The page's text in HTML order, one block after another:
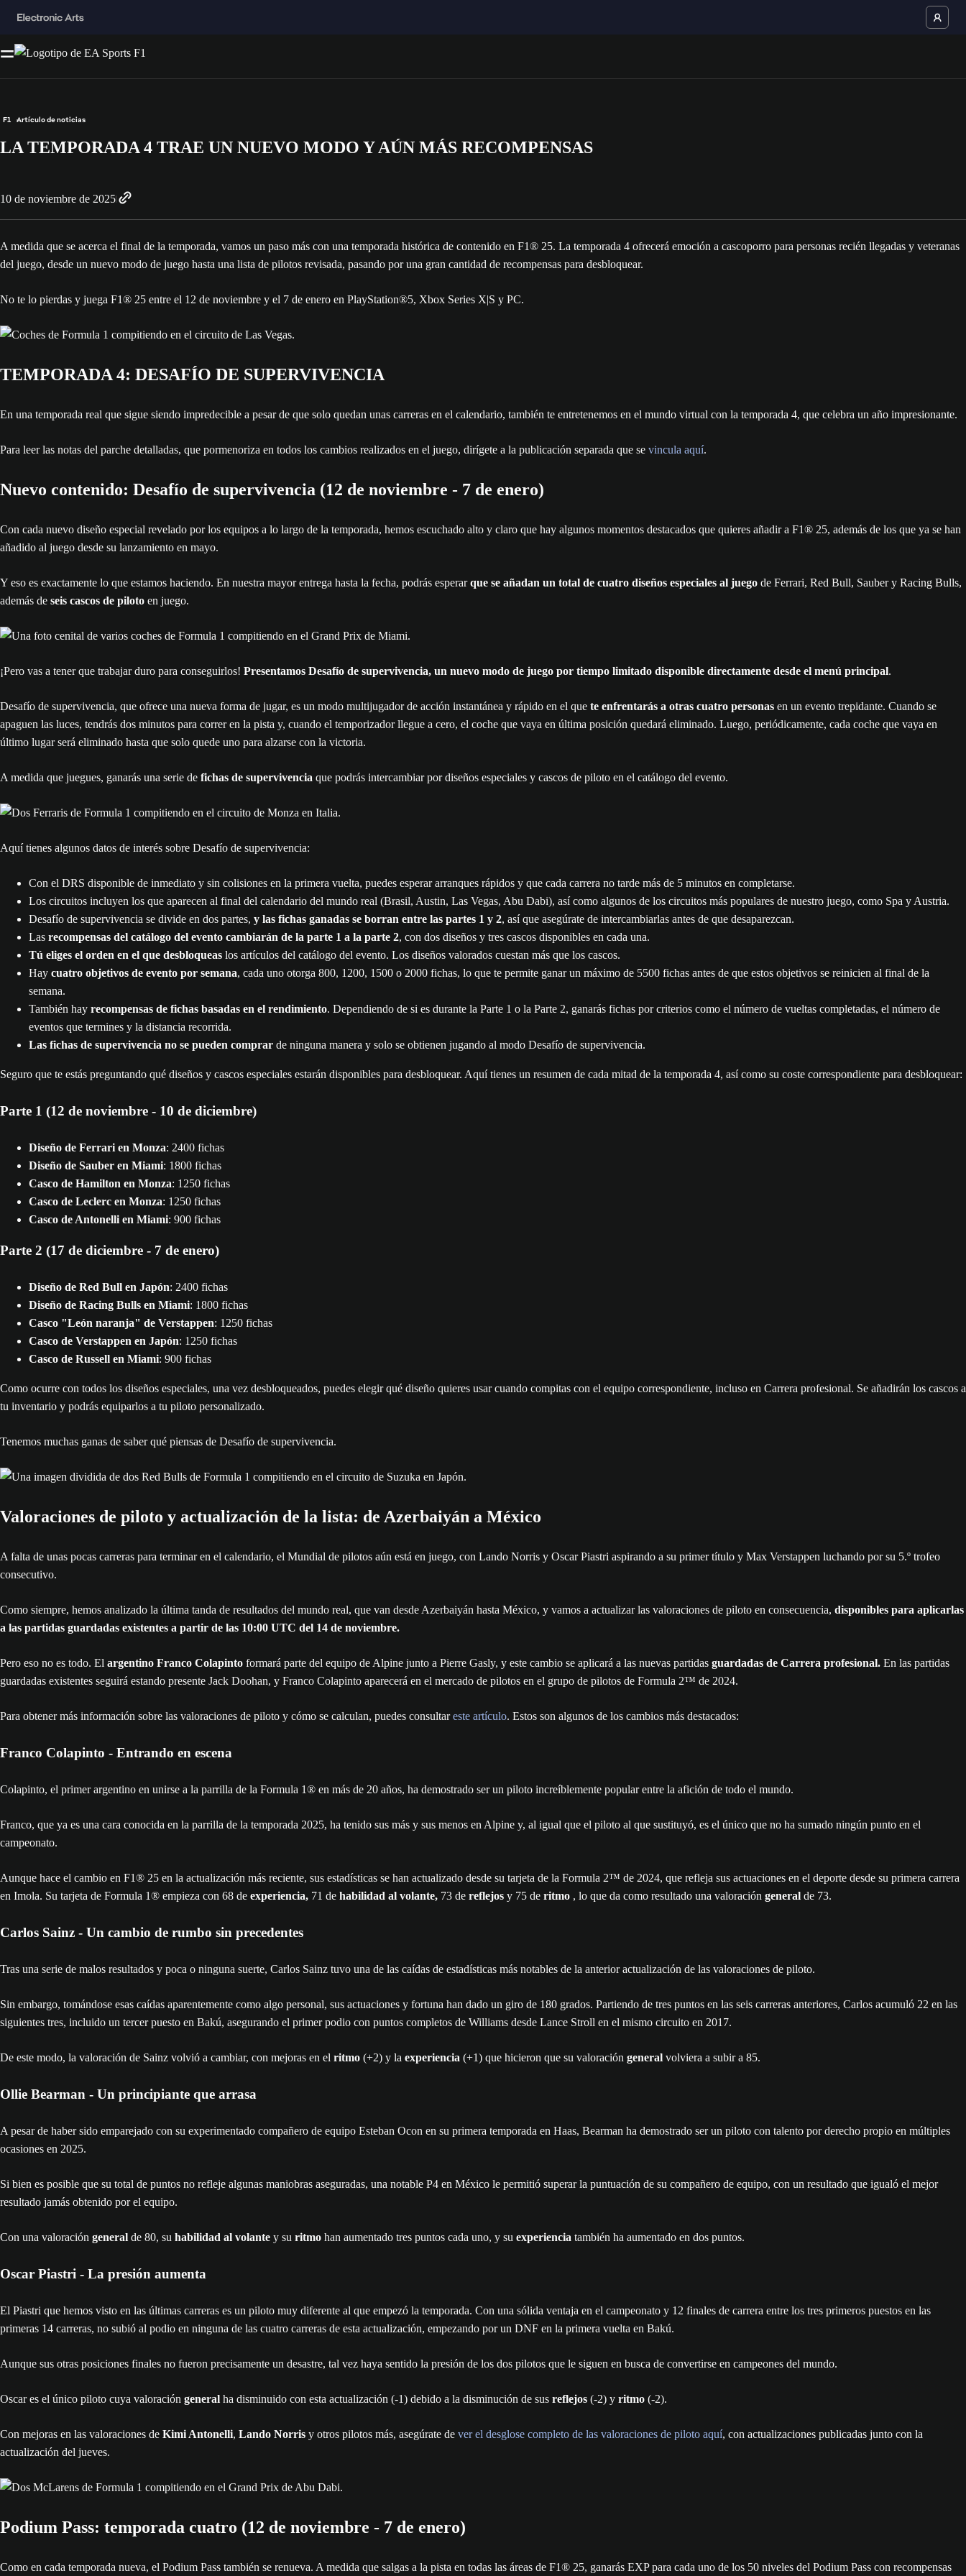
F1 Artículo de noticias
LA TEMPORADA 4 TRAE UN NUEVO MODO Y AÚN MÁS RECOMPENSAS
10 de noviembre de 2025
A medida que se acerca el final de la temporada, vamos un paso más con una temporada histórica de contenido en F1® 25. La temporada 4 ofrecerá emoción a cascoporro para personas recién llegadas y veteranas
del juego, desde un nuevo modo de juego hasta una lista de pilotos revisada, pasando por una gran cantidad de recompensas para desbloquear.
No te lo pierdas y juega F1® 25 entre el 12 de noviembre y el 7 de enero en PlayStation®5, Xbox Series X|S y PC.
TEMPORADA 4: DESAFÍO DE SUPERVIVENCIA
En una temporada real que sigue siendo impredecible a pesar de que solo quedan unas carreras en el calendario, también te entretenemos en el mundo virtual con la temporada 4, que celebra un año impresionante.
Para leer las notas del parche detalladas, que pormenoriza en todos los cambios realizados en el juego, dirígete a la publicación separada que se vincula aquí.
Nuevo contenido: Desafío de supervivencia (12 de noviembre - 7 de enero)
Con cada nuevo diseño especial revelado por los equipos a lo largo de la temporada, hemos escuchado alto y claro que hay algunos momentos destacados que quieres añadir a F1® 25, además de los que ya se han
añadido al juego desde su lanzamiento en mayo.
Y eso es exactamente lo que estamos haciendo. En nuestra mayor entrega hasta la fecha, podrás esperarque se añadan un total de cuatro diseños especiales al juego de Ferrari, Red Bull, Sauber y Racing Bulls,
además de seis cascos de piloto en juego.
¡Pero vas a tener que trabajar duro para conseguirlos! Presentamos Desafío de supervivencia, un nuevo modo de juego por tiempo limitado disponible directamente desde el menú principal.
Desafío de supervivencia, que ofrece una nueva forma de jugar, es un modo multijugador de acción instantánea y rápido en el que te enfrentarás a otras cuatro personas en un evento trepidante. Cuando se
apaguen las luces, tendrás dos minutos para correr en la pista y, cuando el temporizador llegue a cero, el coche que vaya en última posición quedará eliminado. Luego, periódicamente, cada coche que vaya en
último lugar será eliminado hasta que solo quede uno para alzarse con la victoria.
A medida que juegues, ganarás una serie de fichas de supervivencia que podrás intercambiar por diseños especiales y cascos de piloto en el catálogo del evento.
Aquí tienes algunos datos de interés sobre Desafío de supervivencia:
Con el DRS disponible de inmediato y sin colisiones en la primera vuelta, puedes esperar arranques rápidos y que cada carrera no tarde más de 5 minutos en completarse.
Los circuitos incluyen los que aparecen al final del calendario del mundo real (Brasil, Austin, Las Vegas, Abu Dabi), así como algunos de los circuitos más populares de nuestro juego, como Spa y Austria.
Desafío de supervivencia se divide en dos partes, y las fichas ganadas se borran entre las partes 1 y 2, así que asegúrate de intercambiarlas antes de que desaparezcan.
Las recompensas del catálogo del evento cambiarán de la parte 1 a la parte 2, con dos diseños y tres cascos disponibles en cada una.
Tú eliges el orden en el que desbloqueas los artículos del catálogo del evento. Los diseños valorados cuestan más que los cascos.
Hay cuatro objetivos de evento por semana, cada uno otorga 800, 1200, 1500 o 2000 fichas, lo que te permite ganar un máximo de 5500 fichas antes de que estos objetivos se reinicien al final de la
semana.
También hay recompensas de fichas basadas en el rendimiento. Dependiendo de si es durante la Parte 1 o la Parte 2, ganarás fichas por criterios como el número de vueltas completadas, el número de
eventos que termines y la distancia recorrida.
Las fichas de supervivencia no se pueden comprar de ninguna manera y solo se obtienen jugando al modo Desafío de supervivencia.
Seguro que te estás preguntando qué diseños y cascos especiales estarán disponibles para desbloquear. Aquí tienes un resumen de cada mitad de la temporada 4, así como su coste correspondiente para desbloquear:
Parte 1 (12 de noviembre - 10 de diciembre)
Diseño de Ferrari en Monza: 2400 fichas
Diseño de Sauber en Miami: 1800 fichas
Casco de Hamilton en Monza: 1250 fichas
Casco de Leclerc en Monza: 1250 fichas
Casco de Antonelli en Miami: 900 fichas
Parte 2 (17 de diciembre - 7 de enero)
Diseño de Red Bull en Japón: 2400 fichas
Diseño de Racing Bulls en Miami: 1800 fichas
Casco "León naranja" de Verstappen: 1250 fichas
Casco de Verstappen en Japón: 1250 fichas
Casco de Russell en Miami: 900 fichas
Como ocurre con todos los diseños especiales, una vez desbloqueados, puedes elegir qué diseño quieres usar cuando compitas con el equipo correspondiente, incluso en Carrera profesional. Se añadirán los cascos a
tu inventario y podrás equiparlos a tu piloto personalizado.
Tenemos muchas ganas de saber qué piensas de Desafío de supervivencia.
Valoraciones de piloto y actualización de la lista: de Azerbaiyán a México
A falta de unas pocas carreras para terminar en el calendario, el Mundial de pilotos aún está en juego, con Lando Norris y Oscar Piastri aspirando a su primer título y Max Verstappen luchando por su 5.º trofeo
consecutivo.
Como siempre, hemos analizado la última tanda de resultados del mundo real, que van desde Azerbaiyán hasta México, y vamos a actualizar las valoraciones de piloto en consecuencia, disponibles para aplicarlas
a las partidas guardadas existentes a partir de las 10:00 UTC del 14 de noviembre.
Pero eso no es todo. El argentino Franco Colapinto formará parte del equipo de Alpine junto a Pierre Gasly, y este cambio se aplicará a las nuevas partidas guardadas de Carrera profesional. En las partidas
guardadas existentes seguirá estando presente Jack Doohan, y Franco Colapinto aparecerá en el mercado de pilotos en el grupo de pilotos de Formula 2™ de 2024.
Para obtener más información sobre las valoraciones de piloto y cómo se calculan, puedes consultareste artículo. Estos son algunos de los cambios más destacados:
Franco Colapinto - Entrando en escena
Colapinto, el primer argentino en unirse a la parrilla de la Formula 1® en más de 20 años, ha demostrado ser un piloto increíblemente popular entre la afición de todo el mundo.
Franco, que ya es una cara conocida en la parrilla de la temporada 2025, ha tenido sus más y sus menos en Alpine y, al igual que el piloto al que sustituyó, es el único que no ha sumado ningún punto en el
campeonato.
Aunque hace el cambio en F1® 25 en la actualización más reciente, sus estadísticas se han actualizado desde su tarjeta de la Formula 2™ de 2024, que refleja sus actuaciones en el deporte desde su primera carrera
en Imola. Su tarjeta de Formula 1® empieza con 68 de experiencia, 71 de habilidad al volante, 73 de reflejos y 75 de ritmo , lo que da como resultado una valoración general de 73.
Carlos Sainz - Un cambio de rumbo sin precedentes
Tras una serie de malos resultados y poca o ninguna suerte, Carlos Sainz tuvo una de las caídas de estadísticas más notables de la anterior actualización de las valoraciones de piloto.
Sin embargo, tomándose esas caídas aparentemente como algo personal, sus actuaciones y fortuna han dado un giro de 180 grados. Partiendo de tres puntos en las seis carreras anteriores, Carlos acumuló 22 en las
siguientes tres, incluido un tercer puesto en Bakú, asegurando el primer podio con puntos completos de Williams desde Lance Stroll en el mismo circuito en 2017.
De este modo, la valoración de Sainz volvió a cambiar, con mejoras en el ritmo (+2) y la experiencia (+1) que hicieron que su valoración general volviera a subir a 85.
Ollie Bearman - Un principiante que arrasa
A pesar de haber sido emparejado con su experimentado compañero de equipo Esteban Ocon en su primera temporada en Haas, Bearman ha demostrado ser un piloto con talento por derecho propio en múltiples
ocasiones en 2025.
Si bien es posible que su total de puntos no refleje algunas maniobras aseguradas, una notable P4 en México le permitió superar la puntuación de su compañero de equipo, con un resultado que igualó el mejor
resultado jamás obtenido por el equipo.
Con una valoración general de 80, su habilidad al volante y su ritmo han aumentado tres puntos cada uno, y su experiencia también ha aumentado en dos puntos.
Oscar Piastri - La presión aumenta
El Piastri que hemos visto en las últimas carreras es un piloto muy diferente al que empezó la temporada. Con una sólida ventaja en el campeonato y 12 finales de carrera entre los tres primeros puestos en las
primeras 14 carreras, no subió al podio en ninguna de las cuatro carreras de esta actualización, empezando por un DNF en la primera vuelta en Bakú.
Aunque sus otras posiciones finales no fueron precisamente un desastre, tal vez haya sentido la presión de los dos pilotos que le siguen en busca de convertirse en campeones del mundo.
Oscar es el único piloto cuya valoración general ha disminuido con esta actualización (-1) debido a la disminución de sus reflejos (-2) y ritmo (-2).
Con mejoras en las valoraciones de Kimi Antonelli, Lando Norris y otros pilotos más, asegúrate de ver el desglose completo de las valoraciones de piloto aquí, con actualizaciones publicadas junto con la
actualización del jueves.
Podium Pass: temporada cuatro (12 de noviembre - 7 de enero)
Como en cada temporada nueva, el Podium Pass también se renueva. A medida que salgas a la pista en todas las áreas de F1® 25, ganarás EXP para cada uno de los 50 niveles del Podium Pass con recompensas